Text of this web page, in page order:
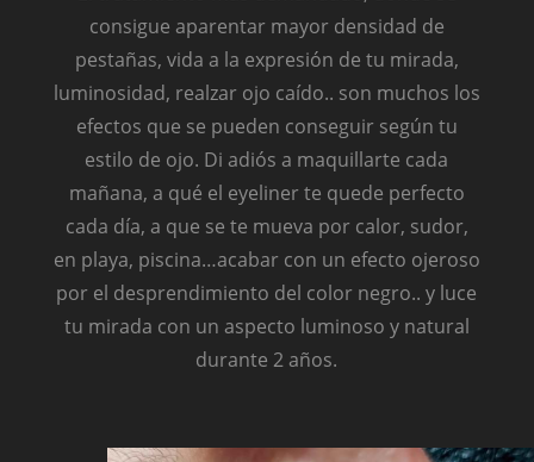
consigue aparentar mayor densidad de
pestañas, vida a la expresión de tu mirada,
luminosidad, realzar ojo caído.. son muchos los
efectos que se pueden conseguir según tu
estilo de ojo. Di adiós a maquillarte cada
mañana, a qué el eyeliner te quede perfecto
cada día, a que se te mueva por calor, sudor,
en playa, piscina…acabar con un efecto ojeroso
por el desprendimiento del color negro.. y luce
tu mirada con un aspecto luminoso y natural
durante 2 años.